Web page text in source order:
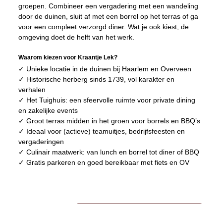
groepen. Combineer een vergadering met een wandeling
door de duinen, sluit af met een borrel op het terras of ga
voor een compleet verzorgd diner. Wat je ook kiest, de
omgeving doet de helft van het werk.
Waarom kiezen voor Kraantje Lek?
✓ Unieke locatie in de duinen bij Haarlem en Overveen
✓ Historische herberg sinds 1739, vol karakter en
verhalen
✓ Het Tuighuis: een sfeervolle ruimte voor private dining
en zakelijke events
✓ Groot terras midden in het groen voor borrels en BBQ’s
✓ Ideaal voor (actieve) teamuitjes, bedrijfsfeesten en
vergaderingen
✓ Culinair maatwerk: van lunch en borrel tot diner of BBQ
✓ Gratis parkeren en goed bereikbaar met fiets en OV